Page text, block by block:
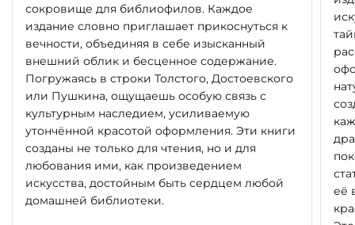
сокровище для библиофилов. Каждое
издание словно приглашает прикоснуться к
вечности, объединяя в себе изысканный
внешний облик и бесценное содержание.
Погружаясь в строки Толстого, Достоевского
или Пушкина, ощущаешь особую связь с
культурным наследием, усиливаемую
утончённой красотой оформления. Эти книги
созданы не только для чтения, но и для
любования ими, как произведением
искусства, достойным быть сердцем любой
домашней библиотеки.
её